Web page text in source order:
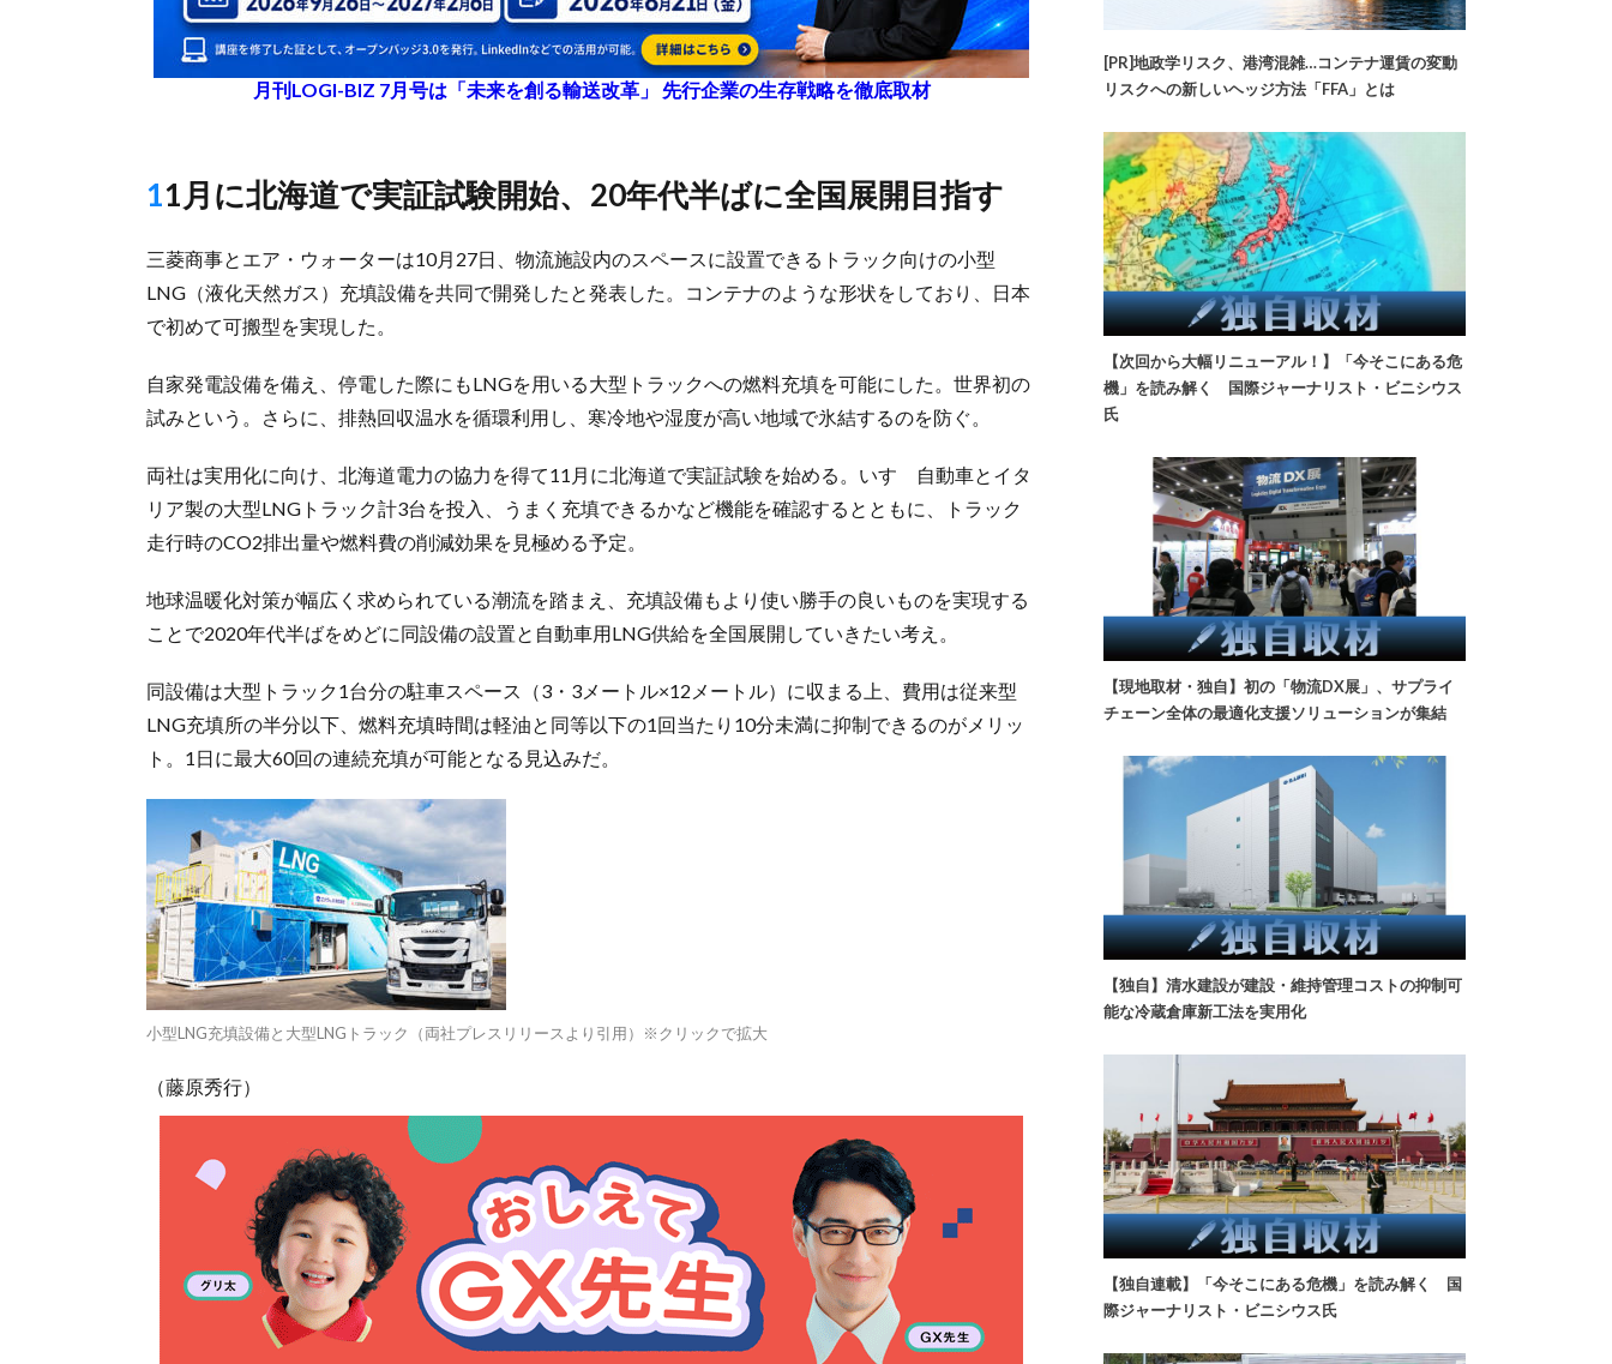
月刊LOGI-BIZ 7月号は「未来を創る輸送改革」 先行企業の生存戦略を徹底取材
11月に北海道で実証試験開始、20年代半ばに全国展開目指す
三菱商事とエア・ウォーターは10月27日、物流施設内のスペースに設置できるトラック向けの小型
LNG（液化天然ガス）充填設備を共同で開発したと発表した。コンテナのような形状をしており、日本
で初めて可搬型を実現した。
自家発電設備を備え、停電した際にもLNGを用いる大型トラックへの燃料充填を可能にした。世界初の
試みという。さらに、排熱回収温水を循環利用し、寒冷地や湿度が高い地域で氷結するのを防ぐ。
両社は実用化に向け、北海道電力の協力を得て11月に北海道で実証試験を始める。いすゞ自動車とイタ
リア製の大型LNGトラック計3台を投入、うまく充填できるかなど機能を確認するとともに、トラック
走行時のCO2排出量や燃料費の削減効果を見極める予定。
地球温暖化対策が幅広く求められている潮流を踏まえ、充填設備もより使い勝手の良いものを実現する
ことで2020年代半ばをめどに同設備の設置と自動車用LNG供給を全国展開していきたい考え。
同設備は大型トラック1台分の駐車スペース（3・3メートル×12メートル）に収まる上、費用は従来型
LNG充填所の半分以下、燃料充填時間は軽油と同等以下の1回当たり10分未満に抑制できるのがメリッ
ト。1日に最大60回の連続充填が可能となる見込みだ。
小型LNG充填設備と大型LNGトラック（両社プレスリリースより引用）※クリックで拡大
（藤原秀行）
[PR]地政学リスク、港湾混雑…コンテナ運賃の変動
リスクへの新しいヘッジ方法「FFA」とは
【次回から大幅リニューアル！】「今そこにある危
機」を読み解く 国際ジャーナリスト・ビニシウス
氏
【現地取材・独自】初の「物流DX展」、サプライ
チェーン全体の最適化支援ソリューションが集結
【独自】清水建設が建設・維持管理コストの抑制可
能な冷蔵倉庫新工法を実用化
【独自連載】「今そこにある危機」を読み解く 国
際ジャーナリスト・ビニシウス氏